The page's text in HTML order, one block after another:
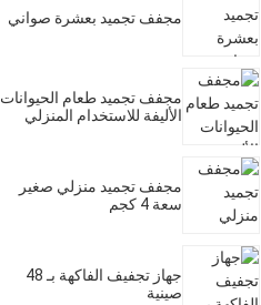
مجفف تجميد بعشرة صواني
مجفف تجميد طعام الحيوانات
الأليفة للاستخدام المنزلي
مجفف تجميد منزلي صغير
سعة 4 كجم
جهاز تجفيف الفاكهة بـ 48
صينية